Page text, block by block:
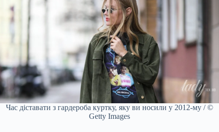
Час діставати з гардероба куртку, яку ви носили у 2012-му / ©
Getty Images